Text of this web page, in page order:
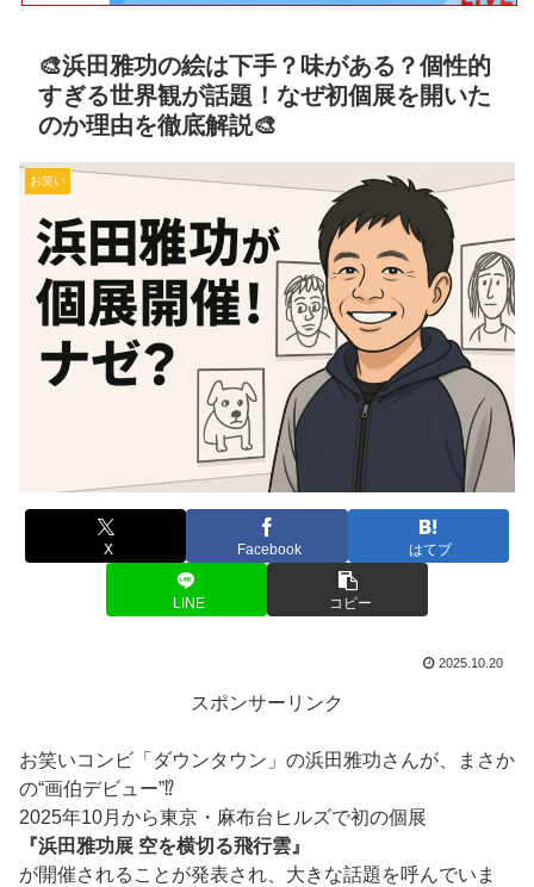
🎨浜田雅功の絵は下手？味がある？個性的
すぎる世界観が話題！なぜ初個展を開いた
のか理由を徹底解説🎨
お笑い
X Facebook はてブ
LINE コピー
2025.10.20
スポンサーリンク
お笑いコンビ「ダウンタウン」の浜田雅功さんが、まさか
の“画伯デビュー”⁉️
2025年10月から東京・麻布台ヒルズで初の個展
『浜田雅功展 空を横切る飛行雲』
が開催されることが発表され、大きな話題を呼んでいま